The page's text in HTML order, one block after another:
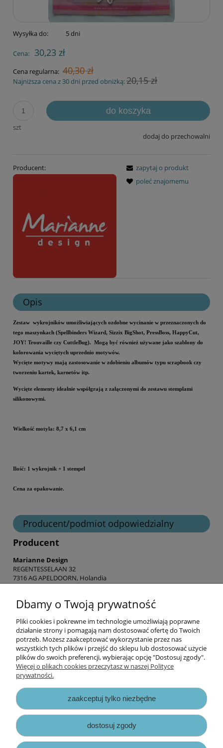
Wysyłka do: 5 dni
Cena: 30,23 zł
Cena regularna: 40,30 zł
Najniższa cena z 30 dni przed obniżką:20,15 zł
szt
do koszyka
dodaj do przechowalni
Producent:
zapytaj o produkt
poleć znajomemu
Opis
Zestaw wykrojników umożliwiających ozdobne wycinanie w przeznaczonych do
tego maszynkach (Spellbinders Wizard, Sizzix BigShot, PressBoss, HappyCut,
JOY! Trouvaille czy CuttleBug). Mogą być również używane jako szablony do
kolorowania wyciętych uprzednio motywów.
Wycięte motywy mają zastosowanie w zdobieniu albumów typu scrapbook czy
tworzeniu kartek, karnetów itp.
Wycięte elementy idealnie współgrają z załączonymi do zestawu stemplami
silikonowymi.
Wielkość motyla: 8,7 x 6,1 cm
Ilość: 1 wykrojnik + 1 stempel
Cena za opakowanie.
Producent/podmiot odpowiedzialny
Producent
Marianne Design
REGENTESSELAAN 32
7316 AG APELDOORN, Holandia
Informacje
Opłaty i koszty dostawy
Zapisy prawne
Dbamy o Twoją prywatność
Pliki cookies i pokrewne im technologie umożliwiają poprawne
działanie strony i pomagają nam dostosować ofertę do Twoich
potrzeb. Możesz zaakceptować wykorzystanie przez nas
wszystkich tych plików i przejść do sklepu lub dostosować użycie
plików do swoich preferencji, wybierając opcję "Dostosuj zgody".
Więcej o plikach cookies przeczytasz w naszej Polityce
prywatności.
zaakceptuj tylko niezbędne
dostosuj zgody